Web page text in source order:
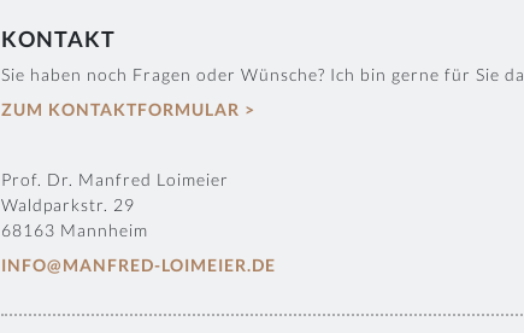
KONTAKT
Sie haben noch Fragen oder Wünsche? Ich bin gerne für Sie da.
ZUM KONTAKTFORMULAR >
Prof. Dr. Manfred Loimeier
Waldparkstr. 29
68163 Mannheim
INFO@MANFRED-LOIMEIER.DE